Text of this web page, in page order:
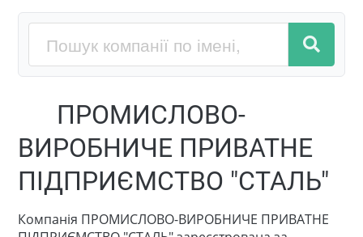
ПРОМИСЛОВО-
ВИРОБНИЧЕ ПРИВАТНЕ
ПІДПРИЄМСТВО "СТАЛЬ"
Компанія ПРОМИСЛОВО-ВИРОБНИЧЕ ПРИВАТНЕ